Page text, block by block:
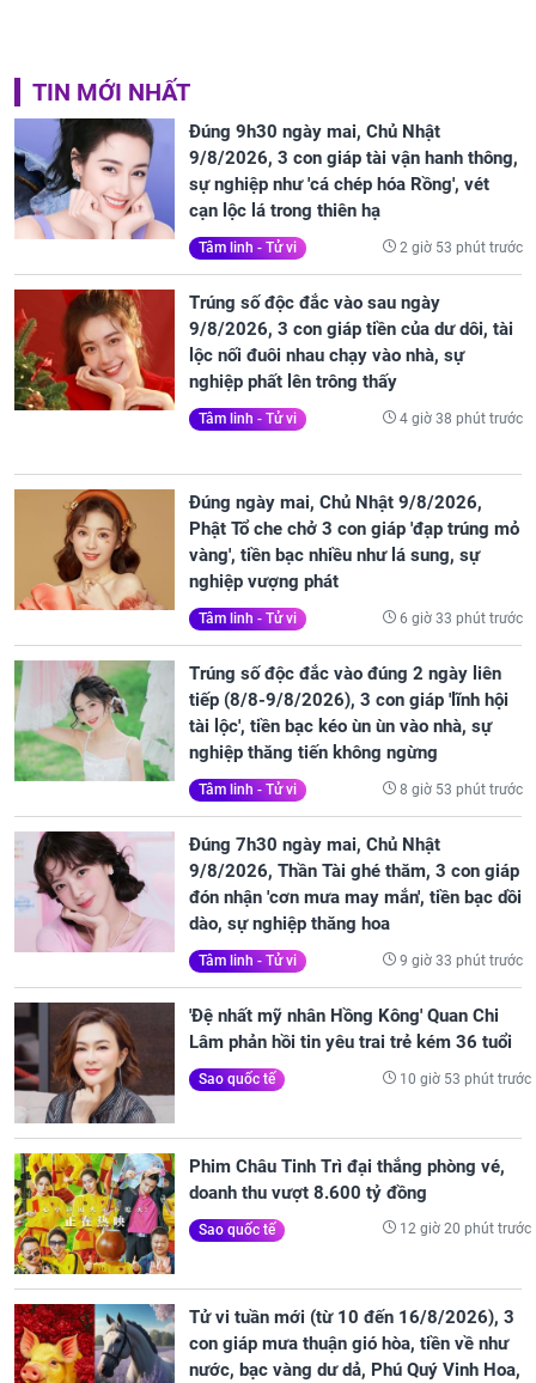
TIN MỚI NHẤT
Đúng 9h30 ngày mai, Chủ Nhật
9/8/2026, 3 con giáp tài vận hanh thông,
sự nghiệp như 'cá chép hóa Rồng', vét
cạn lộc lá trong thiên hạ
Tâm linh - Tử vi 2 giờ 53 phút trước
Trúng số độc đắc vào sau ngày
9/8/2026, 3 con giáp tiền của dư dôi, tài
lộc nối đuôi nhau chạy vào nhà, sự
nghiệp phất lên trông thấy
Tâm linh - Tử vi 4 giờ 38 phút trước
Đúng ngày mai, Chủ Nhật 9/8/2026,
Phật Tổ che chở 3 con giáp 'đạp trúng mỏ
vàng', tiền bạc nhiều như lá sung, sự
nghiệp vượng phát
Tâm linh - Tử vi 6 giờ 33 phút trước
Trúng số độc đắc vào đúng 2 ngày liên
tiếp (8/8-9/8/2026), 3 con giáp 'lĩnh hội
tài lộc', tiền bạc kéo ùn ùn vào nhà, sự
nghiệp thăng tiến không ngừng
Tâm linh - Tử vi 8 giờ 53 phút trước
Đúng 7h30 ngày mai, Chủ Nhật
9/8/2026, Thần Tài ghé thăm, 3 con giáp
đón nhận 'cơn mưa may mắn', tiền bạc dồi
dào, sự nghiệp thăng hoa
Tâm linh - Tử vi 9 giờ 33 phút trước
'Đệ nhất mỹ nhân Hồng Kông' Quan Chi
Lâm phản hồi tin yêu trai trẻ kém 36 tuổi
Sao quốc tế 10 giờ 53 phút trước
Phim Châu Tinh Trì đại thắng phòng vé,
doanh thu vượt 8.600 tỷ đồng
Sao quốc tế 12 giờ 20 phút trước
Tử vi tuần mới (từ 10 đến 16/8/2026), 3
con giáp mưa thuận gió hòa, tiền về như
nước, bạc vàng dư dả, Phú Quý Vinh Hoa,